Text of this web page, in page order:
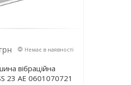
Немає в наявності
вібраційна
23 AE 0601070721